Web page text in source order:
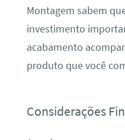
Montagem sabem
investimento
acabamento
produto que você
Considerações